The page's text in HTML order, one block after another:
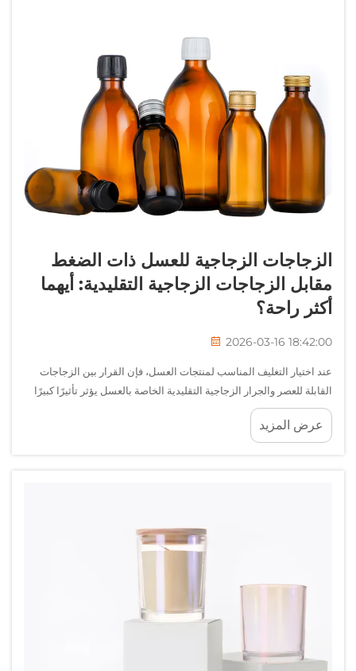
الزجاجات الزجاجية للعسل ذات الضغط
مقابل الزجاجات الزجاجية التقليدية: أيهما
أكثر راحة؟
2026-03-16 18:42:00
عند اختيار التغليف المناسب لمنتجات العسل، فإن القرار بين الزجاجات
القابلة للعصر والجرار الزجاجية التقليدية الخاصة بالعسل يؤثر تأثيرًا كبيرًا
على تجربة المستهلك وعلى العمليات التشغيلية للأعمال. ويؤثر هذا القرار
الجوهري على كل شيء بدءًا من سهولة الاستخدام...
عرض المزيد